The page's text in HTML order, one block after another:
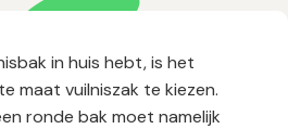
in huis hebt, is het
maat vuilniszak te kiezen.
ronde bak moet namelijk